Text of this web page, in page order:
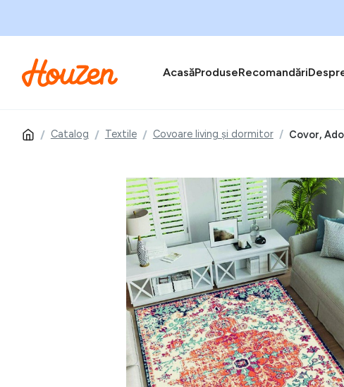
AcasăProduseRecomandări
Catalog Textile Covoare living și dormitor Covor,